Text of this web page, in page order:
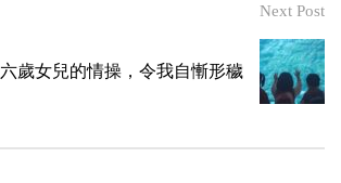
Next Post
六歲女兒的情操，令我自慚形穢